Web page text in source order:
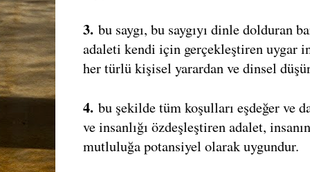
3. bu saygı, bu saygıyı dinle dolduran
adaleti kendi için gerçekleştiren uygar
her türlü kişisel yarardan ve dinsel
4. bu şekilde tüm koşulları eşdeğer ve
ve insanlığı özdeşleştiren adalet,
mutluluğa potansiyel olarak uygundur.